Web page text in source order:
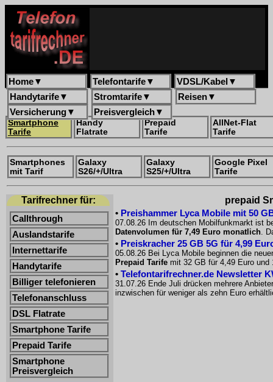
Home▼ Telefontarife▼ VDSL/Kabel ▼
Handytarife▼ Stromtarife▼ Reisen▼
Versicherung▼ Preisvergleich▼
Smartphone
Tarife
Handy
Flatrate
Prepaid
Tarife
AllNet-Flat
Tarife
Smartphones
mit Tarif
Galaxy
S26/+/Ultra
Galaxy
S25/+/Ultra
Google Pixel
Tarife
Tarifrechner für:
Callthrough
Auslandstarife
Internettarife
Handytarife
Billiger telefonieren
Telefonanschluss
DSL Flatrate
Smartphone Tarife
Prepaid Tarife
Smartphone
Preisvergleich
prepaid
• Preishammer Lyca Mobile mit 50
07.08.26 Im deutschen Mobilfunkmarkt ist
Datenvolumen für 7,49 Euro monatlich.
• Preiskracher 25 GB 5G für 4,99
05.08.26 Bei Lyca Mobile beginnen die
Prepaid Tarife mit 32 GB für 4,49 Euro
• Telefontarifrechner.de Newsletter
31.07.26 Ende Juli drücken mehrere
inzwischen für weniger als zehn Euro